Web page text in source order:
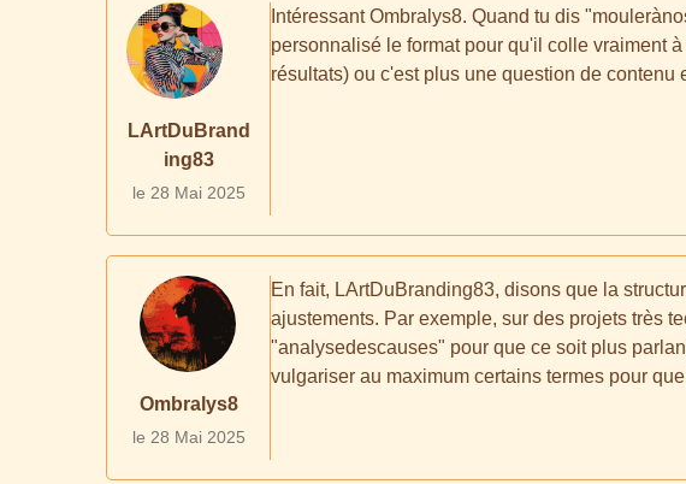
LArtDuBrand
ing83
le 28 Mai 2025
Intéressant Ombralys8. Quand tu dis
personnalisé le format pour qu'il colle vraiment
résultats) ou c'est plus une question de contenu
Ombralys8
le 28 Mai 2025
En fait, LArtDuBranding83, disons que la
ajustements. Par exemple, sur des projets très
"analysedescauses" pour que ce soit plus
vulgariser au maximum certains termes pour